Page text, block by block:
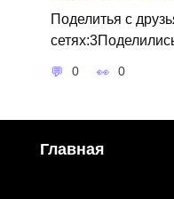
Поделитья с
0 0
Главная